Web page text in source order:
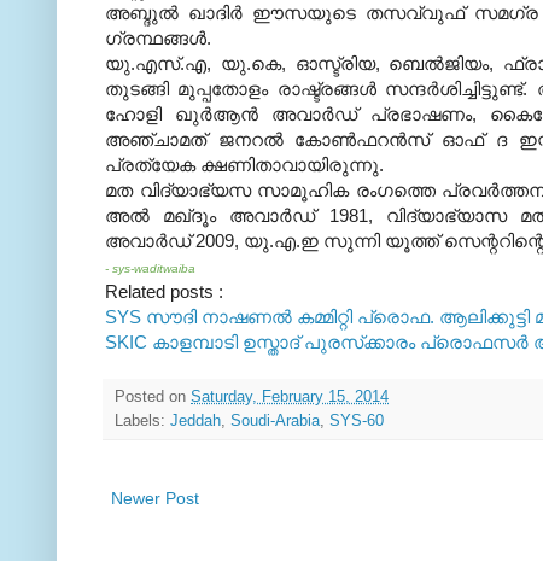
അബ്ദുല്‍ ഖാദിര്‍ ഈസയുടെ തസവ്വുഫ് സമഗ്ര
ഗ്രന്ഥങ്ങള്‍.
യു.എസ്.എ, യു.കെ, ഓസ്ട്രിയ, ബെല്‍ജിയം,
തുടങ്ങി മുപ്പതോളം രാഷ്ട്രങ്ങള്‍ സന്ദര്‍ശിച്ചിട്ടുണ്ട്.
ഹോളി ഖുര്‍ആന്‍ അവാര്‍ഡ് പ്രഭാഷണം,
അഞ്ചാമത് ജനറല്‍ കോണ്‍ഫറന്‍സ് ഓഫ് ദ ഇന്റര്‍
പ്രത്യേക ക്ഷണിതാവായിരുന്നു.
മത വിദ്യാഭ്യസ സാമൂഹിക രംഗത്തെ
അല്‍ മഖ്ദൂം അവാര്‍ഡ് 1981, വിദ്യാഭ്യാസ
അവാര്‍ഡ്2009, യു.എ.ഇ സുന്നി യൂത്ത്
- sys-waditwaiba
Related posts :
SYS സൗദി നാഷണല്‍ കമ്മിറ്റി പ്രൊഫ.
SKIC കാളമ്പാടി ഉസ്താദ് പുരസ്‌ക്കാരം
Posted on Saturday, February 15, 2014
Labels: Jeddah Soudi-Arabia SYS-60
Newer Post